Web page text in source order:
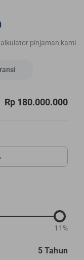
pinjaman kami
Rp 180.000.000
11%
5 Tahun